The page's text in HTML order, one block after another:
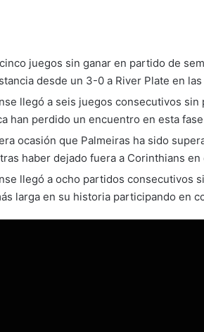
juegos sin ganar en partido de
desde un 3-0 a River Plate en
llegó a seis juegos consecutivos
han perdido un encuentro en esta
ocasión que Palmeiras ha sido
haber dejado fuera a Corinthians
llegó a ocho partidos consecutivos
larga en su historia participando en